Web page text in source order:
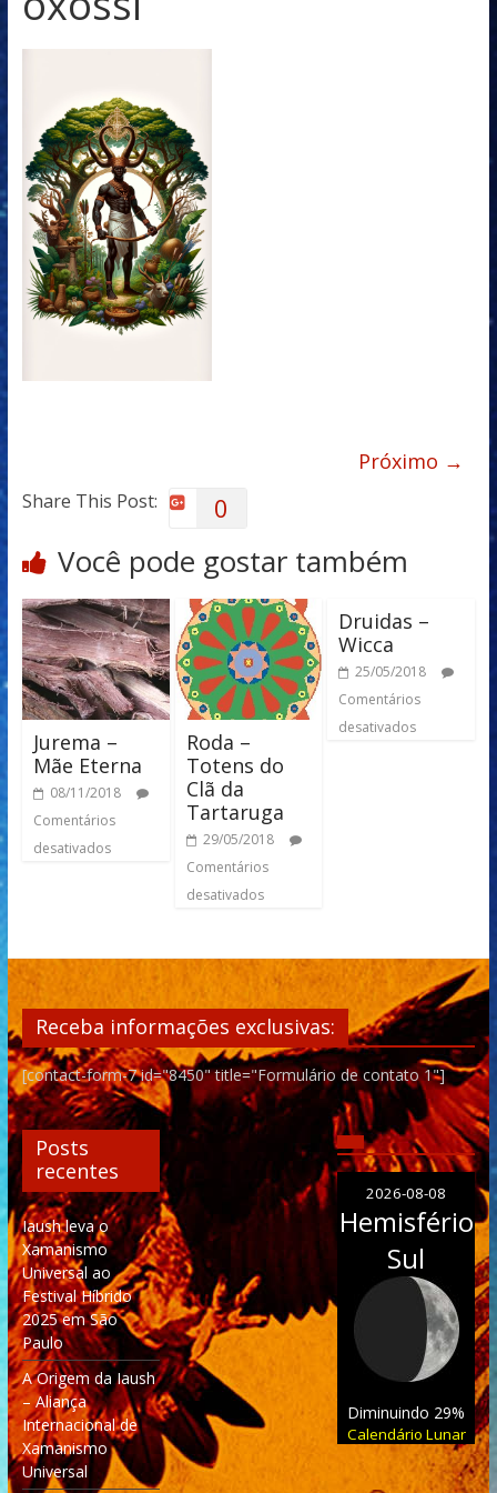
Próximo →
Share This Post: 0
Você pode gostar também
Jurema –
Mãe Eterna
08/11/2018
Comentários
desativados
Roda –
Totens do
Clã da
Tartaruga
29/05/2018
Comentários
desativados
Druidas –
Wicca
25/05/2018
Comentários
desativados
Receba informações exclusivas:
[contact-form-7 id="8450" title="Formulário de contato 1"]
Posts
recentes
Iaush leva o
Xamanismo
Universal ao
Festival Híbrido
2025 em São
Paulo
A Origem da Iaush
– Aliança
Internacional de
Xamanismo
Universal
2026-08-08
Hemisfério
Sul
Diminuindo 29%
Calendário Lunar